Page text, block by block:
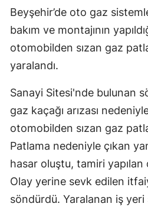
Beyşehir’de oto gaz
bakım ve montajının
otomobilden sızan gaz
yaralandı.
Sanayi Sitesi'nde bulunan
gaz kaçağı arızası
otomobilden sızan gaz
Patlama nedeniyle çıkan
hasar oluştu, tamiri yapılan
Olay yerine sevk edilen
söndürdü. Yaralanan iş